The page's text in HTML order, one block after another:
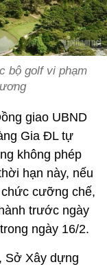
bộ golf vi phạm
giao UBND
Gia ĐL tự
không phép
hạn này, nếu
cưỡng chế,
trước ngày
ngày 16/2.
Sở Xây dựng